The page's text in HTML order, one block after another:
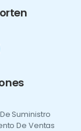
Suministro
De Ventas